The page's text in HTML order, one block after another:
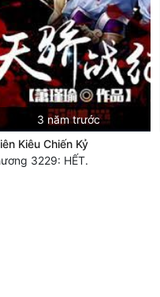
3 năm trước
Kiêu Chiến Kỷ
3229: HẾT.